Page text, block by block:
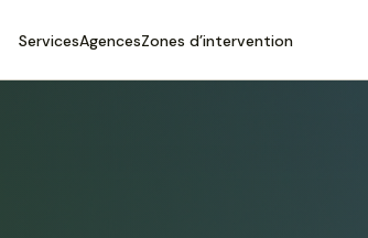
ServicesAgencesZones d’intervention